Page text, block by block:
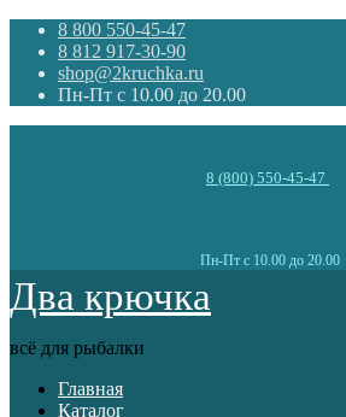
8 800 550-45-47
8 812 917-30-90
shop@2kruchka.ru
Пн-Пт с 10.00 до 20.00
8 (800) 550-45-47
Пн-Пт с 10.00 до 20.00
Два крючка
всё для рыбалки
Главная
Каталог